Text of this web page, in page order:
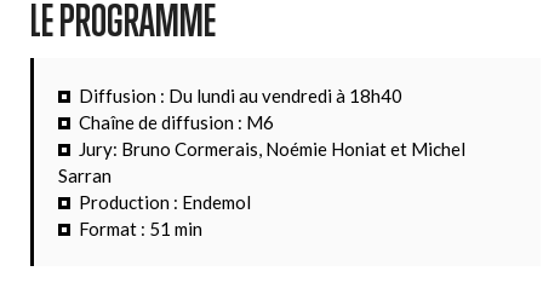
LE PROGRAMME
Diffusion : Du lundi au vendredi à 18h40
Chaîne de diffusion : M6
Jury: Bruno Cormerais, Noémie Honiat et Michel
Sarran
Production : Endemol
Format : 51 min